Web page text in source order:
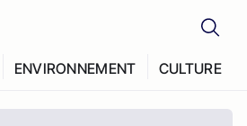
ENVIRONNEMENT CULTURE